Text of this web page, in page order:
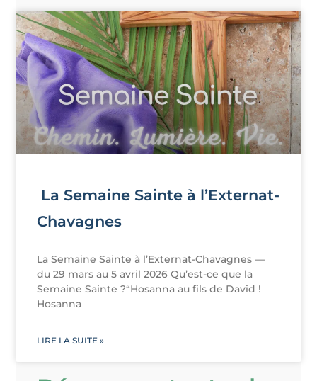
La Semaine Sainte à l’Externat-
Chavagnes
La Semaine Sainte à l’Externat-Chavagnes —
du 29 mars au 5 avril 2026 Qu’est-ce que la
Semaine Sainte ?“Hosanna au fils de David !
Hosanna
LIRE LA SUITE »